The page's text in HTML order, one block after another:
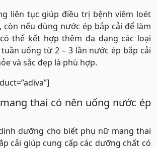
liên tục giúp điều trị bệnh viêm loét
còn nếu dùng nước ép bắp cải để làm
thể kết hợp thêm đa dạng các loại
uống từ 2 – 3 lần nước ép bắp cải
và sắc đẹp là phù hợp.
thai có nên uống nước ép
dưỡng cho biết phụ nữ mang thai
cải giúp cung cấp các dưỡng chất có